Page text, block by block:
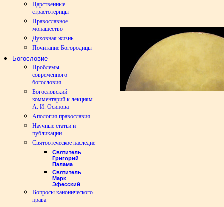
Царственные
страстотерпцы
Православное
монашество
Духовная жизнь
Почитание Богородицы
Богословие
Проблемы
современного
богословия
Богословский
комментарий к лекциям
А. И. Осипова
Апология православия
Научные статьи и
публикации
Святоотеческое наследие
Святитель
Григорий
Палама
Святитель
Марк
Эфесский
Вопросы канонического
права